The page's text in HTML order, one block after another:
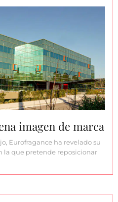
imagen de marca
Eurofragance ha revelado su
la que pretende reposicionar